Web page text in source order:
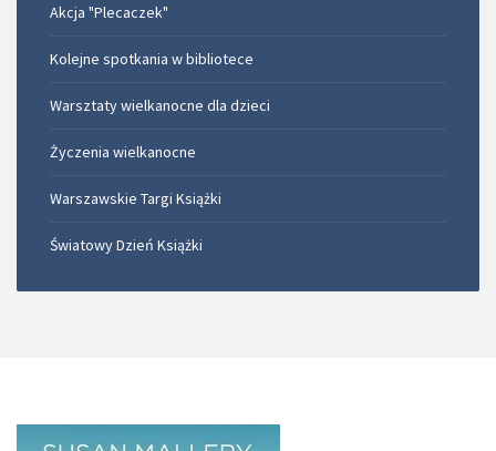
Akcja "Plecaczek"
Kolejne spotkania w bibliotece
Warsztaty wielkanocne dla dzieci
Życzenia wielkanocne
Warszawskie Targi Książki
Światowy Dzień Książki